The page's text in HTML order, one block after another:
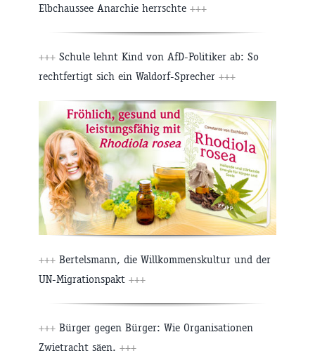
Elbchaussee Anarchie herrschte +++
+++ Schule lehnt Kind von AfD-Politiker ab: So
rechtfertigt sich ein Waldorf-Sprecher +++
+++ Bertelsmann, die Willkommenskultur und der
UN-Migrationspakt +++
+++ Bürger gegen Bürger: Wie Organisationen
Zwietracht säen. +++